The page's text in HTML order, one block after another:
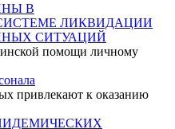
В
ЛИКВИДАЦИИ
СИТУАЦИЙ
помощи личному
привлекают к оказанию